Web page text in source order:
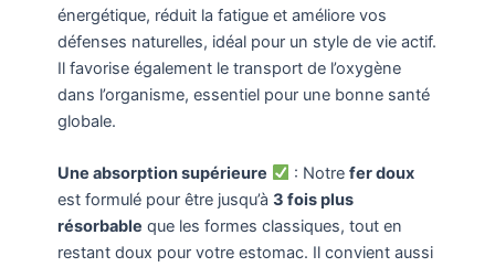
énergétique, réduit la fatigue et améliore vos
défenses naturelles, idéal pour un style de vie actif.
Il favorise également le transport de l’oxygène
dans l’organisme, essentiel pour une bonne santé
globale.
Une absorption supérieure : Notrefer doux
est formulé pour être jusqu’à 3 fois plus
résorbable que les formes classiques, tout en
restant doux pour votre estomac. Il convient aussi